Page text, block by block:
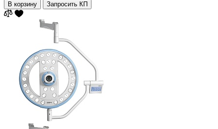
В корзину Запросить КП